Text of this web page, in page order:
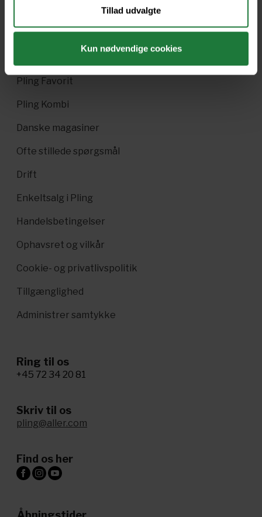
Tillad udvalgte
Kun nødvendige cookies
Nyt i Pling
Pling Favorit
Pling Kombi
Danske magasiner
Ofte stillede spørgsmål
Drift
Enkeltsalg i Pling
Handelsbetingelser
Ophavsret og vilkår
Cookie- og privatlivspolitik
Tillgænglighed
Administrer samtykke
Ring til os
+45 72 34 20 81
Skriv til os
pling@aller.com
Find os her